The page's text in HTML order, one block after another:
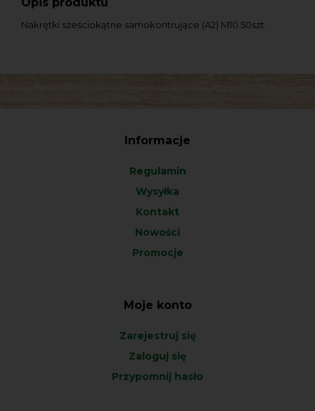
Nakrętki sześciokątne samokontrujące (A2) M10 50szt.
Informacje
Regulamin
Wysyłka
Kontakt
Nowości
Promocje
Moje konto
Zarejestruj się
Zaloguj się
Przypomnij hasło